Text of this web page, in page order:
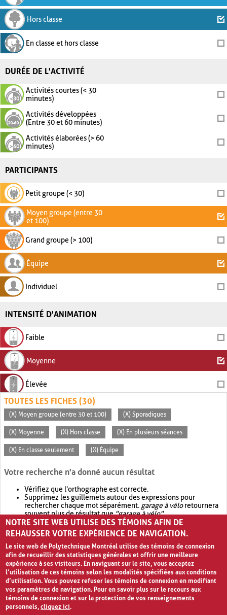
Hors classe
En classe et hors classe
DURÉE DE L'ACTIVITÉ
Activités courtes (< 30
minutes)
Activités développées
(Entre 30 et 60 minutes)
Activités élaborées (> 60
minutes)
PARTICIPANTS
Petit groupe (< 30)
Moyen groupe (entre 30
et 100)
Grand groupe (> 100)
Équipe
Individuel
INTENSITÉ D'ANIMATION
Faible
Moyenne
Élevée
TOUTES LES FICHES (30)
(X) Moyen groupe (entre 30 et 100) (X) Sporadiques
(X) Moyenne (X) Hors classe (X) En plusieurs séances
(X) En classe seulement (X) Équipe
Votre recherche n'a donné aucun résultat
Vérifiez que l'orthographe est correcte.
Supprimez les guillemets autour des expressions pour
rechercher chaque mot séparément. garage à véloretournera
souvent plus de résultat que"garage à vélo".
Envisagez d'élargir votre recherche avec OR.garage OR vélo
retournera souvent plus de résultat quegarage à vélo
NOTRE SITE WEB UTILISE DES TÉMOINS AFIN DE
REHAUSSER VOTRE EXPÉRIENCE DE NAVIGATION.
Le site web de Polytechnique Montréal utilise des témoins de connexion
afin de recueillir des statistiques générales et offrir une meilleure
expérience à ses visiteurs. En naviguant sur le site, vous acceptez
l’utilisation de ces témoins selon les modalités spécifiées aux conditions
d’utilisation. Vous pouvez refuser les témoins de connexion en modifiant
vos paramètres de navigation. Pour en savoir plus sur le recours aux
témoins de connexion et sur la protection de vos renseignements
personnels,cliquez ici.